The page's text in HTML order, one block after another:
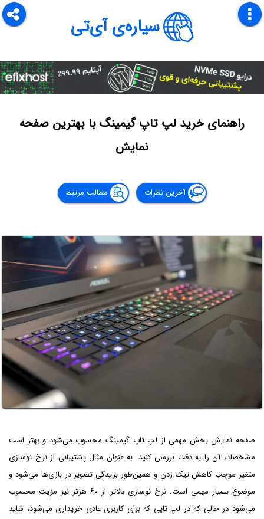
سیاره‌ی آی‌تی
راهنمای خرید لپ تاپ گیمینگ با بهترین صفحه
نمایش
آخرین نظرات مطالب مرتبط
صفحه نمایش بخش مهمی از لپ تاپ گیمینگ محسوب می‌شود و بهتر است
مشخصات آن را به دقت بررسی کنید. به عنوان مثال پشتیبانی از نرخ نوسازی
متغیر موجب کاهش تیک زدن و همین‌طور بریدگی تصویر در بازی‌ها می‌شود و
موضوع بسیار مهمی است. نرخ نوسازی بالاتر از ۶۰ هرتز نیز مزیت محسوب
می‌شود در حالی که در لپ تاپی که برای کاربری عادی خریداری می‌شود، شاید